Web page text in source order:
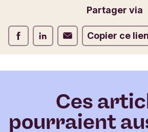
d
e
c
m
a
Votre adresse e-mailPartager via
Partager via Facebook
Partager via LinkedIn
Partager via E-mail
Copier ce lien
Ces
pourraient